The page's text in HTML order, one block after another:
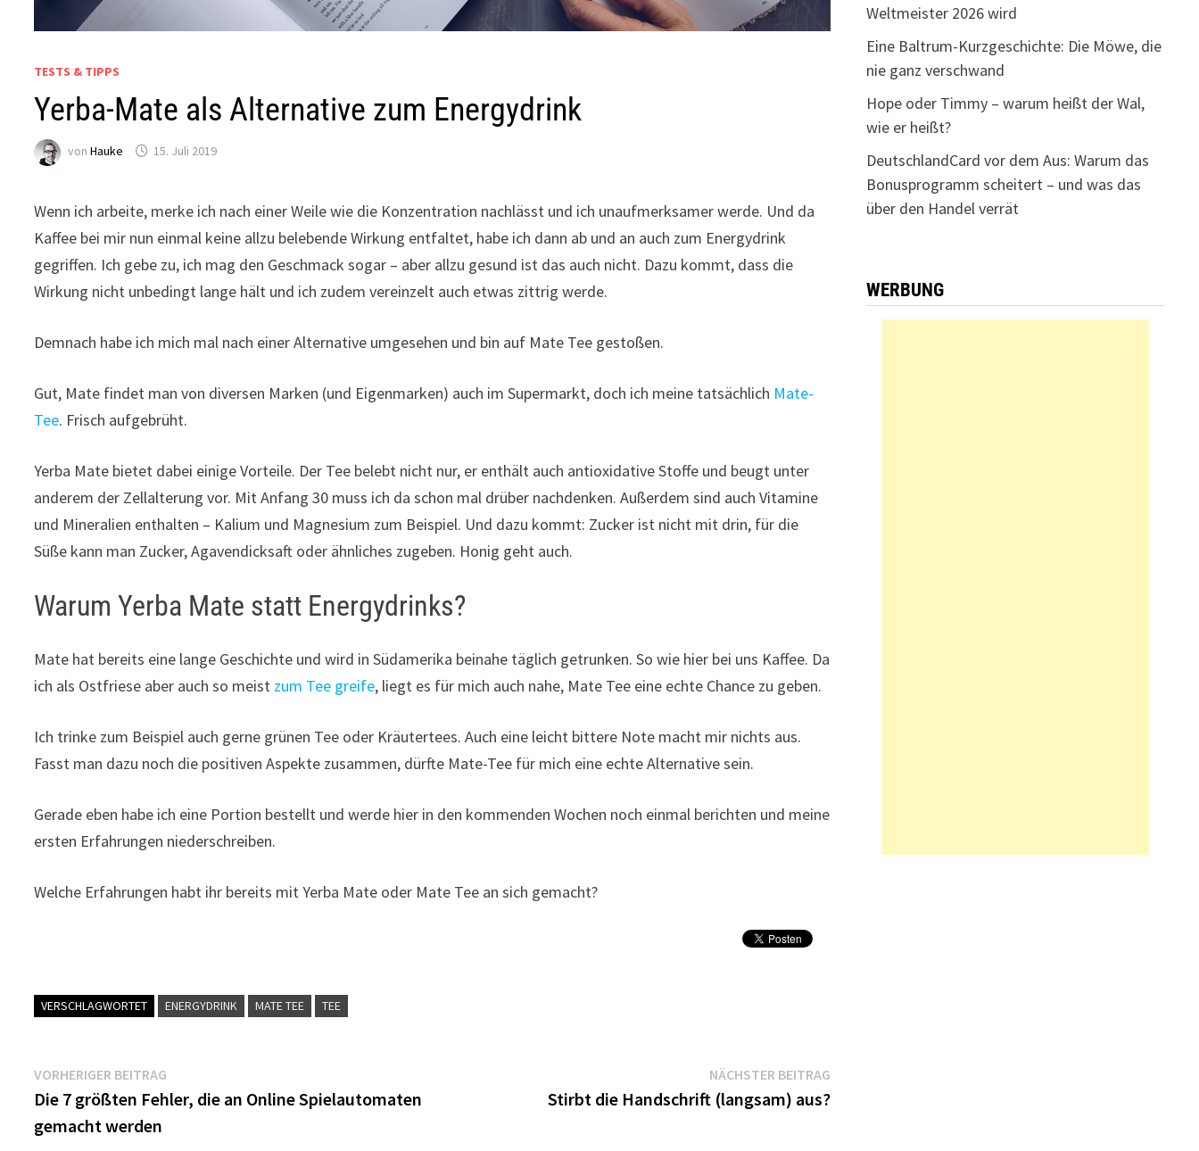
TESTS & TIPPS
Yerba-Mate als Alternative zum Energydrink
vonHauke 15. Juli 2019
Wenn ich arbeite, merke ich nach einer Weile wie die Konzentration nachlässt und ich unaufmerksamer werde. Und da
Kaffee bei mir nun einmal keine allzu belebende Wirkung entfaltet, habe ich dann ab und an auch zum Energydrink
gegriffen. Ich gebe zu, ich mag den Geschmack sogar – aber allzu gesund ist das auch nicht. Dazu kommt, dass die
Wirkung nicht unbedingt lange hält und ich zudem vereinzelt auch etwas zittrig werde.
Demnach habe ich mich mal nach einer Alternative umgesehen und bin auf Mate Tee gestoßen.
Gut, Mate findet man von diversen Marken (und Eigenmarken) auch im Supermarkt, doch ich meine tatsächlich Mate-
Tee. Frisch aufgebrüht.
Yerba Mate bietet dabei einige Vorteile. Der Tee belebt nicht nur, er enthält auch antioxidative Stoffe und beugt unter
anderem der Zellalterung vor. Mit Anfang 30 muss ich da schon mal drüber nachdenken. Außerdem sind auch Vitamine
und Mineralien enthalten – Kalium und Magnesium zum Beispiel. Und dazu kommt: Zucker ist nicht mit drin, für die
Süße kann man Zucker, Agavendicksaft oder ähnliches zugeben. Honig geht auch.
Warum Yerba Mate statt Energydrinks?
Mate hat bereits eine lange Geschichte und wird in Südamerika beinahe täglich getrunken. So wie hier bei uns Kaffee. Da
ich als Ostfriese aber auch so meist zum Tee greife, liegt es für mich auch nahe, Mate Tee eine echte Chance zu geben.
Ich trinke zum Beispiel auch gerne grünen Tee oder Kräutertees. Auch eine leicht bittere Note macht mir nichts aus.
Fasst man dazu noch die positiven Aspekte zusammen, dürfte Mate-Tee für mich eine echte Alternative sein.
Gerade eben habe ich eine Portion bestellt und werde hier in den kommenden Wochen noch einmal berichten und meine
ersten Erfahrungen niederschreiben.
Welche Erfahrungen habt ihr bereits mit Yerba Mate oder Mate Tee an sich gemacht?
VERSCHLAGWORTET ENERGYDRINK MATE TEE TEE
Beitragsnavigation
VORHERIGER BEITRAG
Beitrag:
Die 7 größten Fehler, die an Online Spielautomaten
gemacht werden
NÄCHSTER BEITRAGNächster
Beitrag:
Stirbt die Handschrift (langsam) aus?
Weltmeister 2026 wird
Eine Baltrum-Kurzgeschichte: Die Möwe, die
nie ganz verschwand
Hope oder Timmy – warum heißt der Wal,
wie er heißt?
DeutschlandCard vor dem Aus: Warum das
Bonusprogramm scheitert – und was das
über den Handel verrät
WERBUNG